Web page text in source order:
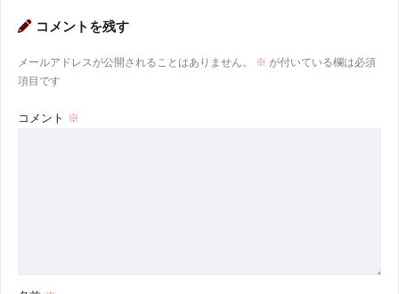
コメントを残す
メールアドレスが公開されることはありません。 ※ が付いている欄は必須
項目です
コメント ※